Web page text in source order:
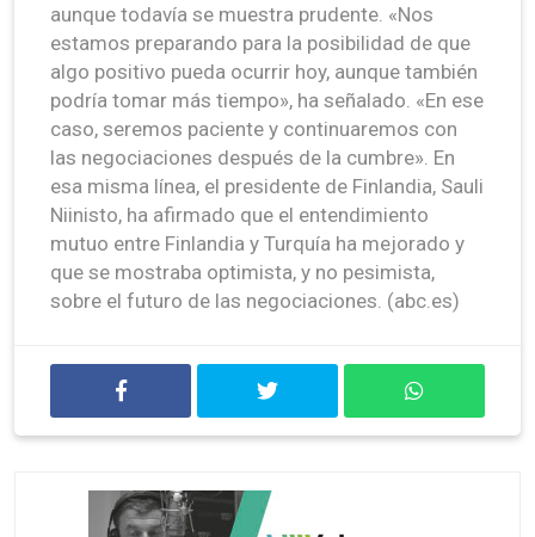
aunque todavía se muestra prudente. «Nos
estamos preparando para la posibilidad de que
algo positivo pueda ocurrir hoy, aunque también
podría tomar más tiempo», ha señalado. «En ese
caso, seremos paciente y continuaremos con
las negociaciones después de la cumbre». En
esa misma línea, el presidente de Finlandia, Sauli
Niinisto, ha afirmado que el entendimiento
mutuo entre Finlandia y Turquía ha mejorado y
que se mostraba optimista, y no pesimista,
sobre el futuro de las negociaciones. (abc.es)